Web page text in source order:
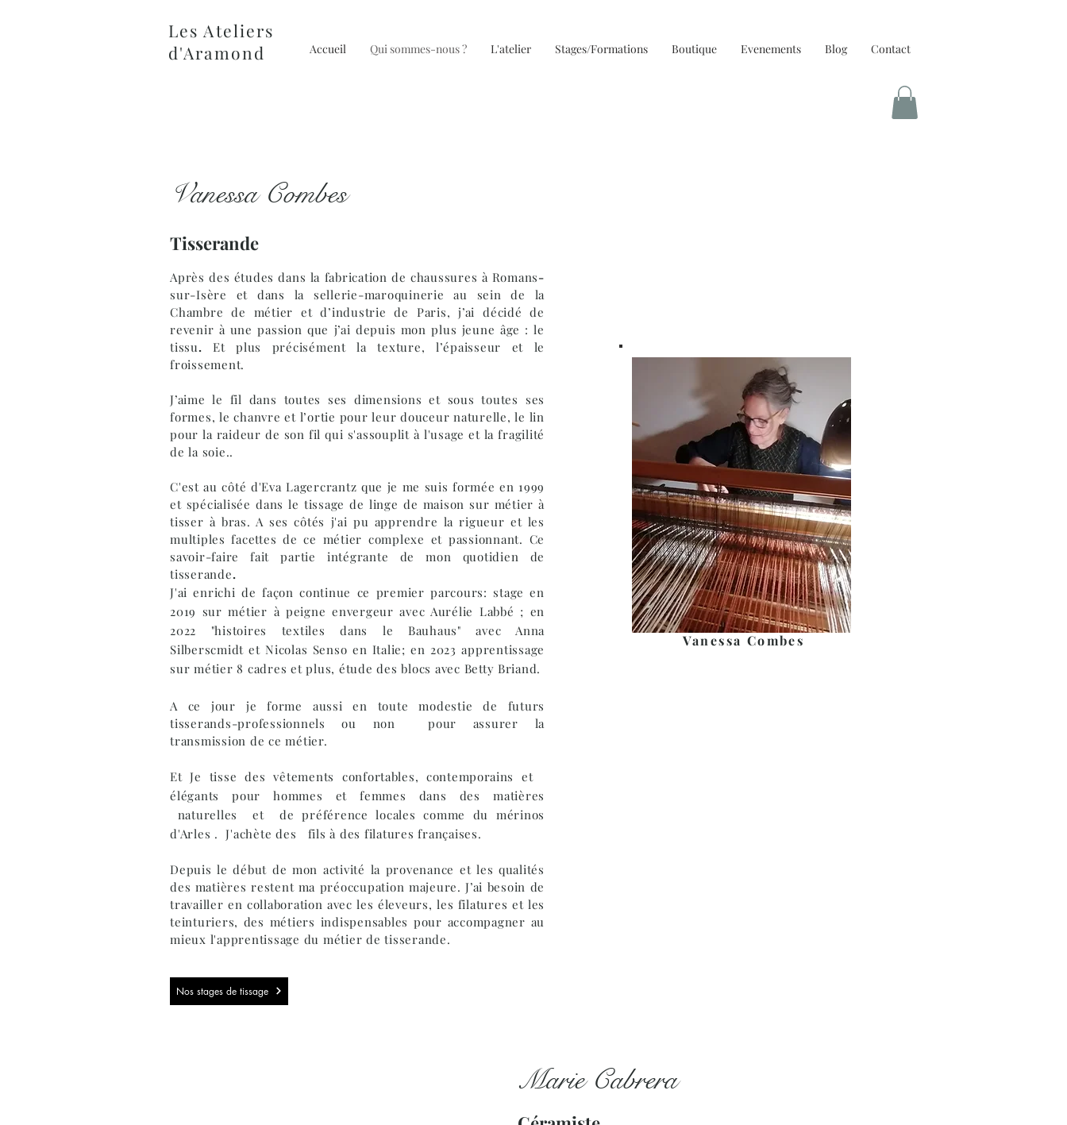
Les Ateliers
d'Aramond
Accueil Qui sommes-nous ? L'atelier Stages/Formations Boutique Evenements Blog Contact
Vanessa Combes
Tisserande
Après des études dans la fabrication de chaussures à Romans-
sur-Isère et dans la sellerie-maroquinerie au sein de la
Chambre de métier et d’industrie de Paris, j’ai décidé de
revenir à une passion que j’ai depuis mon plus jeune âge : le
tissu. Et plus précisément la texture, l’épaisseur et
le
froissement.
J’aime le fil dans toutes ses dimensions et sous toutes ses
formes, le chanvre et l’ortie pour leur douceur naturelle, le lin
pour la raideur de son fil qui s'assouplit à l'usage et la fragilité
de la soie..
C'est au côté d'Eva Lagercrantz que je me suis formée en 1999
et spécialisée dans le tissage de linge de maison sur métier à
tisser à bras. A ses côtés j'ai pu apprendre la rigueur et les
multiples facettes de ce métier complexe et passionnant. Ce
savoir-faire fait partie intégrante de mon quotidien de
tisserande.
J'ai enrichi de façon continue ce premier parcours: stage en
2019 sur métier à peigne envergeur avec Aurélie Labbé ; en
2022 "histoires textiles dans le Bauhaus" avec Anna
Silberscmidt et Nicolas Senso en Italie; en 2023 apprentissage
sur métier 8 cadres et plus, étude des blocs avec Betty Briand.
A ce jour je forme aussi en toute modestie de futurs
tisserands-professionnels ou non
pour assurer la
transmission de ce métier.
Et Je tisse des vêtementsconfortables, contemporains et
élégants pour hommes et femmes dans des matières
naturelles et de préférence locales comme du mérinos
d'Arles . J'achète des fils à des filatures françaises.
Depuis le début de mon activité la provenance et les qualités
des matières restent ma préoccupation majeure. J’ai besoin de
travailler en collaboration avec les éleveurs, les filatures et les
teinturiers, des métiers indispensables pour accompagner au
mieux l'apprentissage du métier de tisserande.
Vanessa Combes
Nos stages de tissage
Marie Cabrera